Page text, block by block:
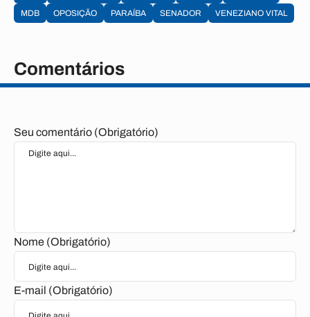
MDB
OPOSIÇÃO PARAÍBA SENADOR VENEZIANO VITAL
Comentários
Seu comentário (Obrigatório)
Nome (Obrigatório)
E-mail (Obrigatório)